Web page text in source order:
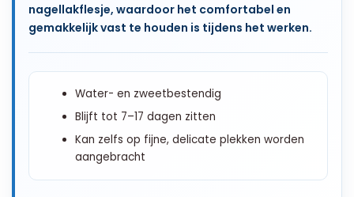
nagellakflesje, waardoor het comfortabel en
gemakkelijk vast te houden is tijdens het werken.
Water- en zweetbestendig
Blijft tot 7–17 dagen zitten
Kan zelfs op fijne, delicate plekken worden
aangebracht